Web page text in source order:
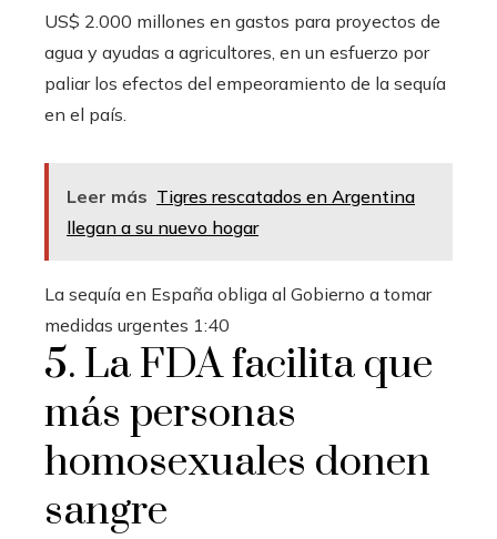
US$ 2.000 millones en gastos para proyectos de
agua y ayudas a agricultores, en un esfuerzo por
paliar los efectos del empeoramiento de la sequía
en el país.
Leer más Tigres rescatados en Argentina
llegan a su nuevo hogar
La sequía en España obliga al Gobierno a tomar
medidas urgentes 1:40
5. La FDA facilita que
más personas
homosexuales donen
sangre